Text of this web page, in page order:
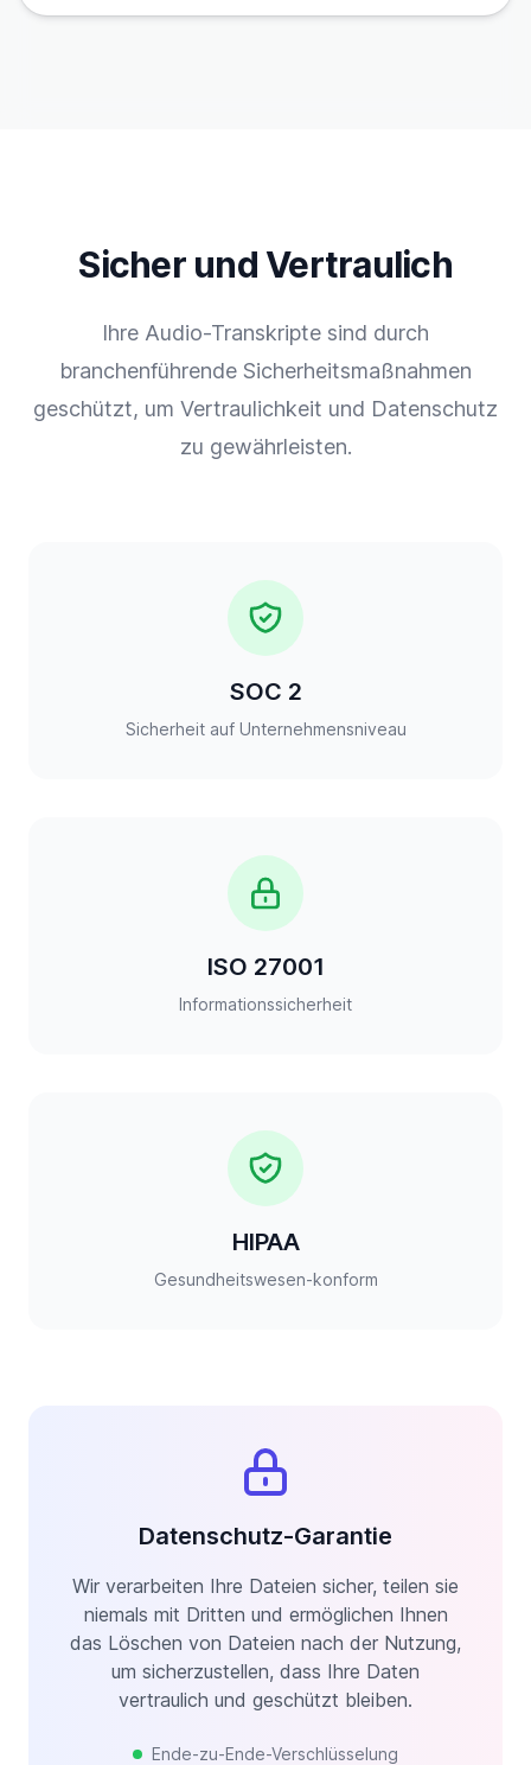
Sicher und Vertraulich
Ihre Audio-Transkripte sind durch
branchenführende Sicherheitsmaßnahmen
geschützt, um Vertraulichkeit und Datenschutz
zu gewährleisten.
SOC 2
Sicherheit auf Unternehmensniveau
ISO 27001
Informationssicherheit
HIPAA
Gesundheitswesen-konform
Datenschutz-Garantie
Wir verarbeiten Ihre Dateien sicher, teilen sie
niemals mit Dritten und ermöglichen Ihnen
das Löschen von Dateien nach der Nutzung,
um sicherzustellen, dass Ihre Daten
vertraulich und geschützt bleiben.
Ende-zu-Ende-Verschlüsselung